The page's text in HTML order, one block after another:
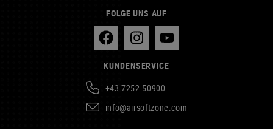
FOLGE UNS AUF
KUNDENSERVICE
+43 7252 50900
info@airsoftzone.com